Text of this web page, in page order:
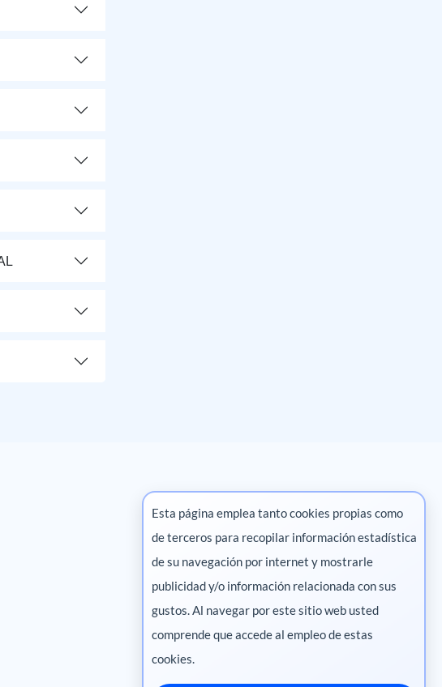
Marketing digital
Pharma
Esta página emplea tanto cookies propias como
de terceros para recopilar información estadística
de su navegación por internet y mostrarle
publicidad y/o información relacionada con sus
gustos. Al navegar por este sitio web usted
comprende que accede al empleo de estas
cookies.